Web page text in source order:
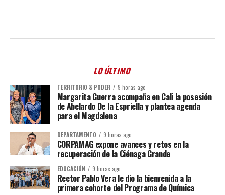
LO ÚLTIMO
TERRITORIO & PODER 9 horas ago
Margarita Guerra acompaña en Cali la posesión
de Abelardo De la Espriella y plantea agenda
para el Magdalena
DEPARTAMENTO 9 horas ago
CORPAMAG expone avances y retos en la
recuperación de la Ciénaga Grande
EDUCACIÓN 9 horas ago
Rector Pablo Vera le dio la bienvenida a la
primera cohorte del Programa de Química